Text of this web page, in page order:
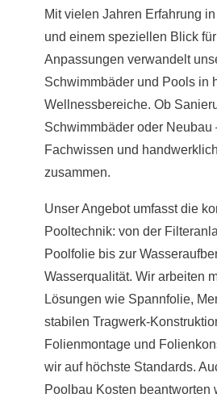
Mit vielen Jahren Erfahrung
und einem speziellen Blick
Anpassungen verwandelt
Schwimmbäder und Pools in
Wellnessbereiche. Ob
Schwimmbäder oder Neubau
Fachwissen und
zusammen.
Unser Angebot umfasst die
Pooltechnik: von der
Poolfolie bis zur
Wasserqualität. Wir arbeiten
Lösungen wie Spannfolie,
stabilen Tragwerk-
Folienmontage und
wir auf höchste Standards.
Poolbau Kosten beantworten